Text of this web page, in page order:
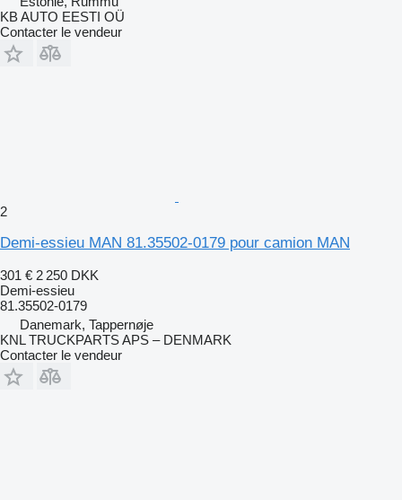
KB AUTO EESTI OÜ
Contacter le vendeur
2
Demi-essieu MAN 81.35502-0179 pour camion MAN
301 € 2 250 DKK
Demi-essieu
81.35502-0179
Danemark, Tappernøje
KNL TRUCKPARTS APS – DENMARK
Contacter le vendeur